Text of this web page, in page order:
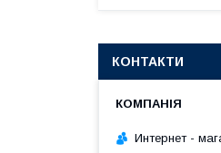
КОНТАКТИ
Интернет -